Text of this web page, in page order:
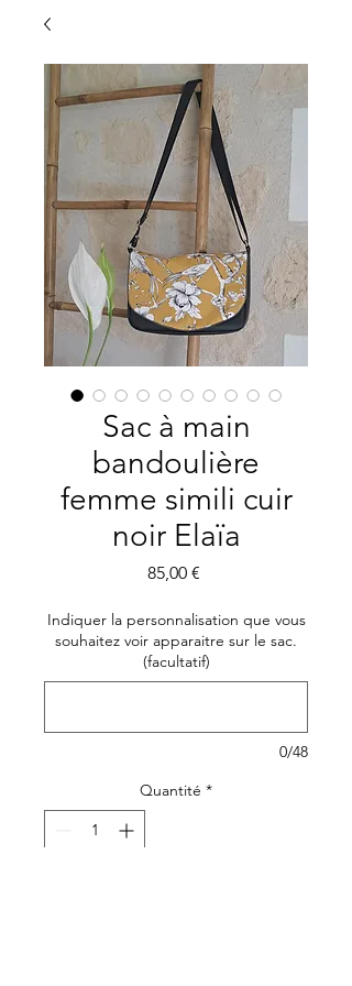
Sac à main
bandoulière
femme simili cuir
noir Elaïa
85,00 €Prix
Indiquer la personnalisation que vous
souhaitez voir apparaitre sur le sac.
(facultatif)
0/48
Quantité *